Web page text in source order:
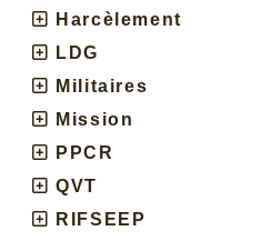
Harcèlement
LDG
Militaires
Mission
PPCR
QVT
RIFSEEP